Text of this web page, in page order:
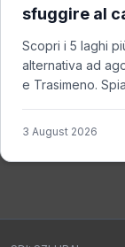
sfuggire al
Scopri i 5 laghi
alternativa ad
e Trasimeno.
3 August 2026